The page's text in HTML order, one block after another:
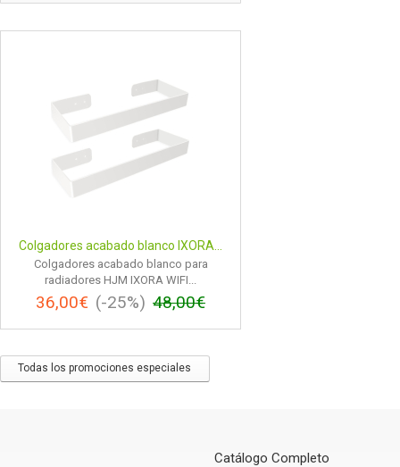
Colgadores acabado blanco IXORA...
Colgadores acabado blanco para
radiadores HJM IXORA WIFI...
36,00€ (-25%) 48,00€
Todas los promociones especiales
Catálogo Completo